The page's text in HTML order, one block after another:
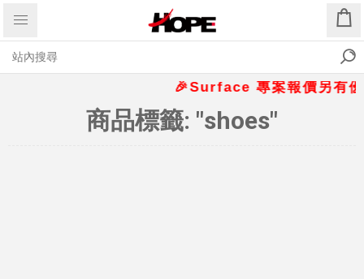
🎉Surface 專案報價另有
商品標籤: "shoes"